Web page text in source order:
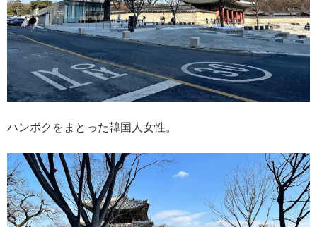
ハンボクをまとった韓国人女性。